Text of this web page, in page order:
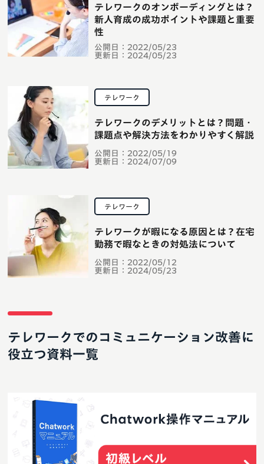
公開日： 2022/05/23
更新日： 2024/05/23
テレワークのオンボーディングとは？
新人育成の成功ポイントや課題と重要
性
テレワーク
公開日： 2022/05/19
更新日： 2024/07/09
テレワークのデメリットとは？問題・
課題点や解決方法をわかりやすく解説
テレワーク
公開日： 2022/05/12
更新日： 2024/05/23
テレワークが暇になる原因とは？在宅
勤務で暇なときの対処法について
テレワークでのコミュニケーション改善に
役立つ資料一覧